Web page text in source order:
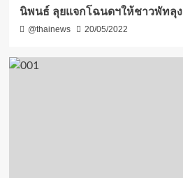
นิพนธ์ ลุยแจกโฉนดฯให้ชาวพัทลุง
@thainews 20/05/2022